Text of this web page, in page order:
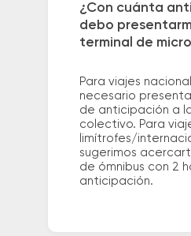
¿Con cuánta
debo
terminal de
Para viajes
necesario
de anticipación a
colectivo. Para
limítrofes/
sugerimos
de ómnibus con 2
anticipación.